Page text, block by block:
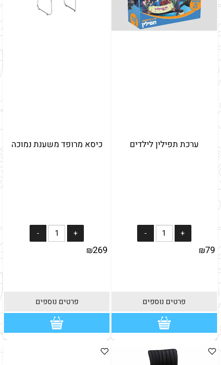
ערכת תפילין לילדים
₪79
פרטים נוספים
כיסא מרופד משענת נמוכה
₪269
פרטים נוספים